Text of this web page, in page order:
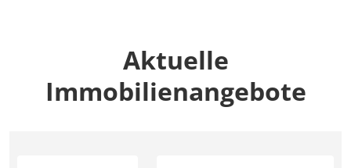
Aktuelle
Immobilienangebote